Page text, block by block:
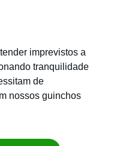
imprevistos a
tranquilidade
de
nossos guinchos